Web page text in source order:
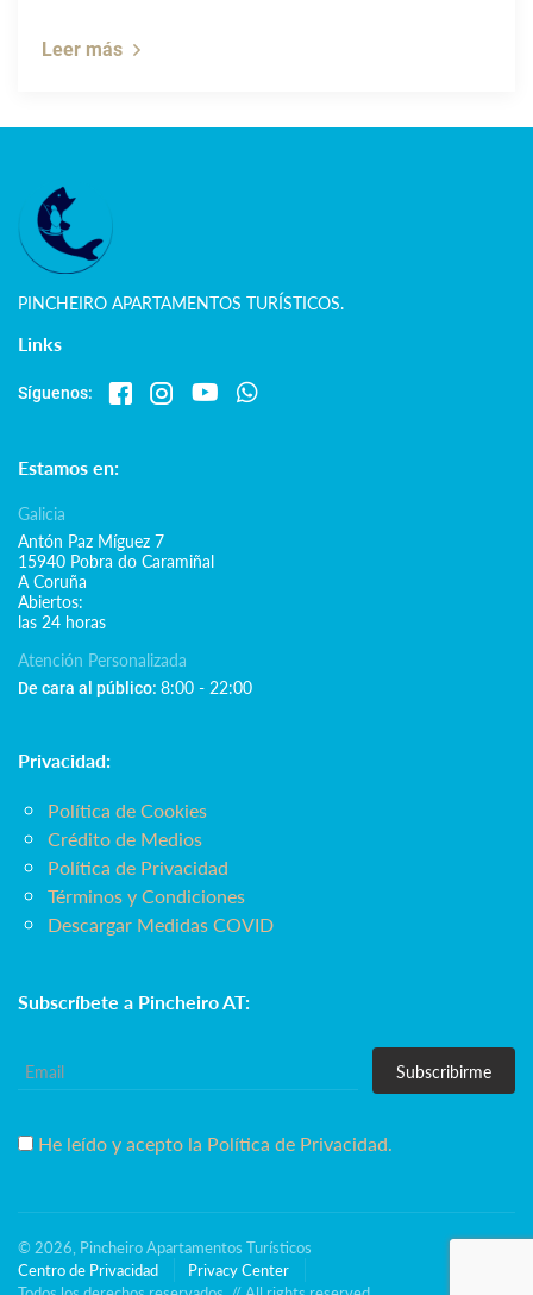
Leer más
PINCHEIRO APARTAMENTOS TURÍSTICOS.
Links
Síguenos:
Estamos en:
Galicia
Antón Paz Míguez 7
15940 Pobra do Caramiñal
A Coruña
Abiertos:
las 24 horas
Atención Personalizada
De cara al público: 8:00 - 22:00
Privacidad:
Política de Cookies
Crédito de Medios
Política de Privacidad
Términos y Condiciones
Descargar Medidas COVID
Subscríbete a Pincheiro AT:
Subscribirme
He leído y acepto la Política de Privacidad.
© 2026, Pincheiro Apartamentos Turísticos
Centro de Privacidad
Privacy Center